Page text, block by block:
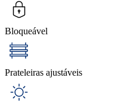
Bloqueável
Prateleiras ajustáveis